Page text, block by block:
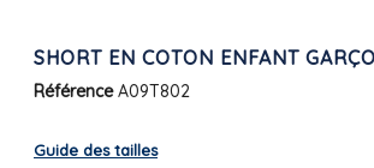
SHORT EN COTON ENFANT
Référence A09T802
Guide des tailles